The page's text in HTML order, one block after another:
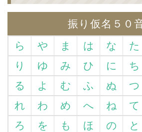
振り仮名５０
ら
や ま は な た
り
ゆ み ひ に ち
る
よ む ふ ぬ つ
れ
わ め へ ね て
ろ
を も ほ の と